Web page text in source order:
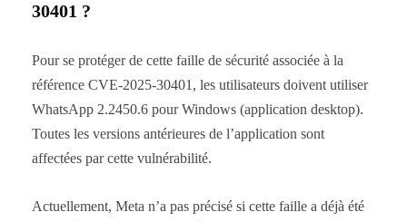
30401 ?
Pour se protéger de cette faille de sécurité associée à la
référence CVE-2025-30401, les utilisateurs doivent utiliser
WhatsApp 2.2450.6 pour Windows (application desktop).
Toutes les versions antérieures de l’application sont
affectées par cette vulnérabilité.
Actuellement, Meta n’a pas précisé si cette faille a déjà été